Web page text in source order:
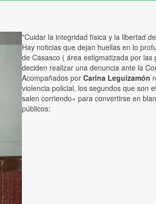
"Cuidar la integridad física y la libertad
Hay noticias que dejan huellas en lo
de Casasco ( área estigmatizada por
deciden realizar una denuncia ante la
Acompañados por Carina Leguizamón
violencia policial, los segundos que son
salen corriendo» para convertirse en
públicos: